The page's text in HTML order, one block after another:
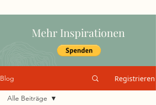
Mehr Inspirationen
Blog Registrieren
Alle Beiträge